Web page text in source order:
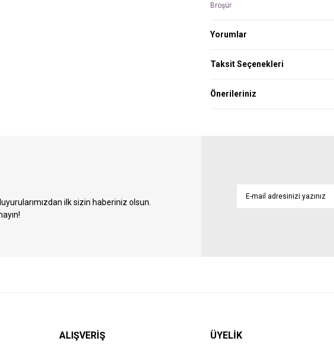
Broşür
Yorumlar
Taksit Seçenekleri
Önerileriniz
ilk sizin haberiniz olsun.
ALIŞVERİŞ ÜYELİK